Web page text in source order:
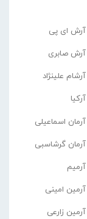
آرش ای پی
آرش صابری
آرشام علینژاد
آرکیا
آرمان اسماعیلی
آرمان گرشاسبی
آرمیم
آرمین امینی
آرمین زارعی